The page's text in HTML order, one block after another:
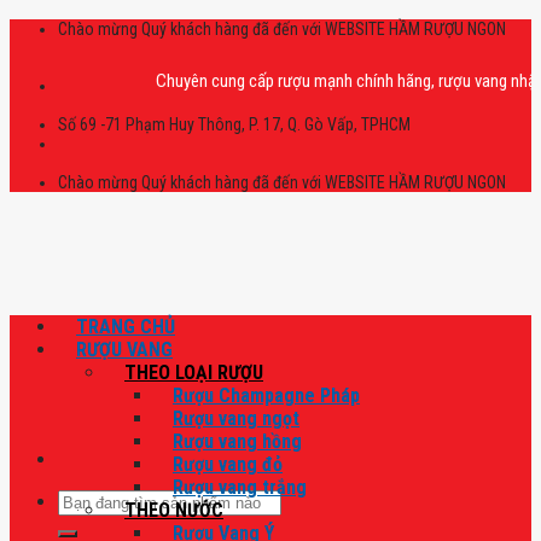
Skip
Chào mừng Quý khách hàng đã đến với WEBSITE HẦM RƯỢU NGON
Chuyên cung cấp rượu mạnh chính hãng, rượu vang nhập
Số 69 -71 Phạm Huy Thông, P. 17, Q. Gò Vấp, TPHCM
Chào mừng Quý khách hàng đã đến với WEBSITE HẦM RƯỢU NGON
Tìm
kiếm:
TRANG CHỦ
RƯỢU VANG
THEO LOẠI RƯỢU
Rượu Champagne Pháp
Rượu vang ngọt
Rượu vang hồng
Rượu vang đỏ
Rượu vang trắng
THEO NƯỚC
Rượu Vang Ý